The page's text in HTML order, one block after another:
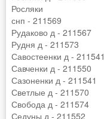
Росляки
снп - 211569
Рудаково д - 211567
Рудня д - 211573
Савостеенки д - 211541
Савченки д - 211550
Сазоненки д - 211541
Светлые д - 211570
Свобода д - 211574
Седуны д - 211552